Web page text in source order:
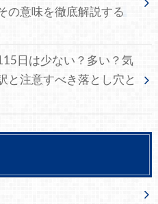
の意味を徹底解説する
日は少ない？多い？気
と注意すべき落とし穴と